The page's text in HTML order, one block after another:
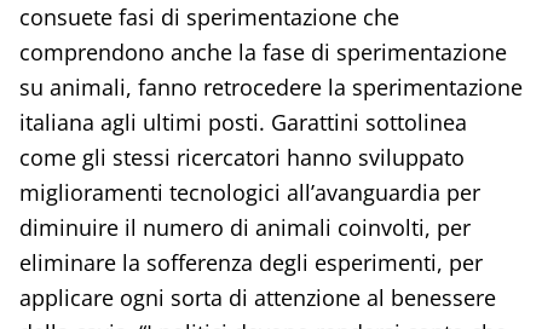
consuete fasi di sperimentazione che
comprendono anche la fase di sperimentazione
su animali, fanno retrocedere la sperimentazione
italiana agli ultimi posti. Garattini sottolinea
come gli stessi ricercatori hanno sviluppato
miglioramenti tecnologici all’avanguardia per
diminuire il numero di animali coinvolti, per
eliminare la sofferenza degli esperimenti, per
applicare ogni sorta di attenzione al benessere